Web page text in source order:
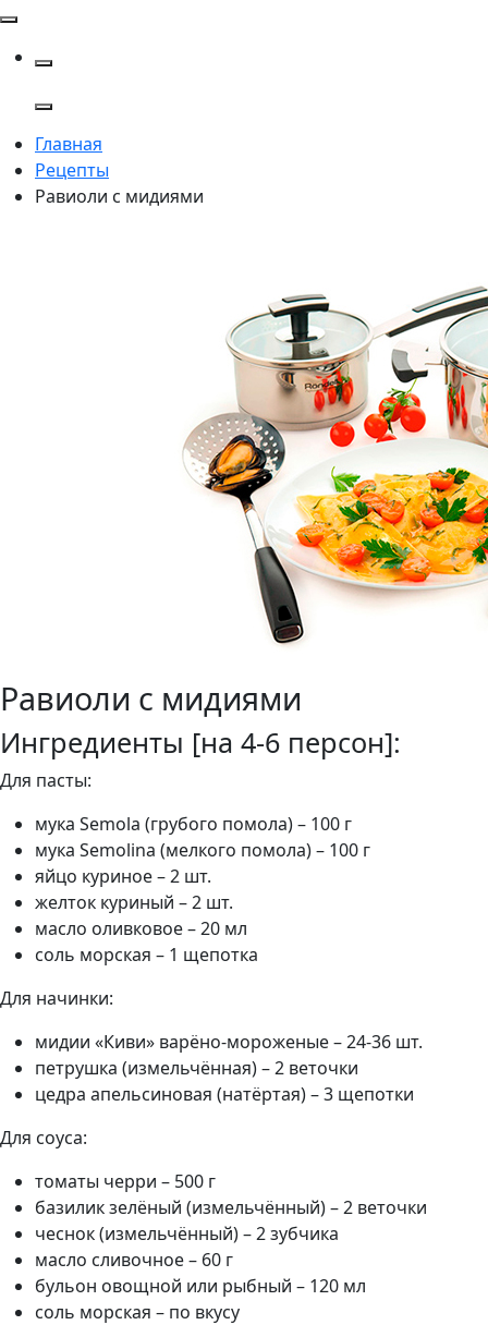
Главная
Рецепты
Равиоли с мидиями
Равиоли с мидиями
Ингредиенты [на 4-6 персон]:
Для пасты:
мука Semola (грубого помола) – 100 г
мука Semolina (мелкого помола) – 100 г
яйцо куриное – 2 шт.
желток куриный – 2 шт.
масло оливковое – 20 мл
соль морская – 1 щепотка
Для начинки:
мидии «Киви» варёно-мороженые – 24-36 шт.
петрушка (измельчённая) – 2 веточки
цедра апельсиновая (натёртая) – 3 щепотки
Для соуса:
томаты черри – 500 г
базилик зелёный (измельчённый) – 2 веточки
чеснок (измельчённый) – 2 зубчика
масло сливочное – 60 г
бульон овощной или рыбный – 120 мл
соль морская – по вкусу